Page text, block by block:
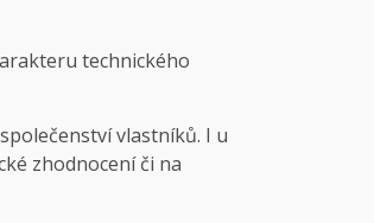
technického
vlastníků. I u
zhodnocení či na